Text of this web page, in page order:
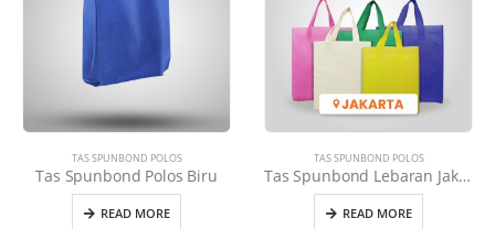
TAS SPUNBOND POLOS
Tas Spunbond Polos Biru
READ MORE
TAS SPUNBOND POLOS
Tas Spunbond Lebaran Jakarta Selatan
READ MORE